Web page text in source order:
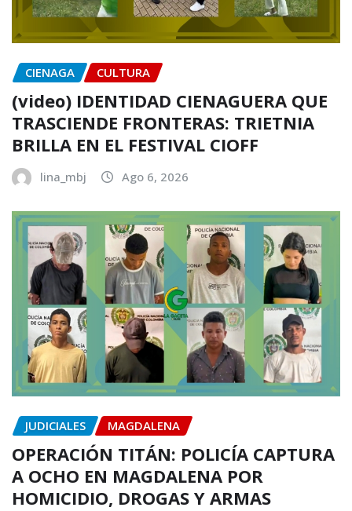
CIENAGA CULTURA
(video) IDENTIDAD CIENAGUERA QUE
TRASCIENDE FRONTERAS: TRIETNIA
BRILLA EN EL FESTIVAL CIOFF
lina_mbj Ago 6, 2026
JUDICIALES MAGDALENA
OPERACIÓN TITÁN: POLICÍA CAPTURA
A OCHO EN MAGDALENA POR
HOMICIDIO, DROGAS Y ARMAS